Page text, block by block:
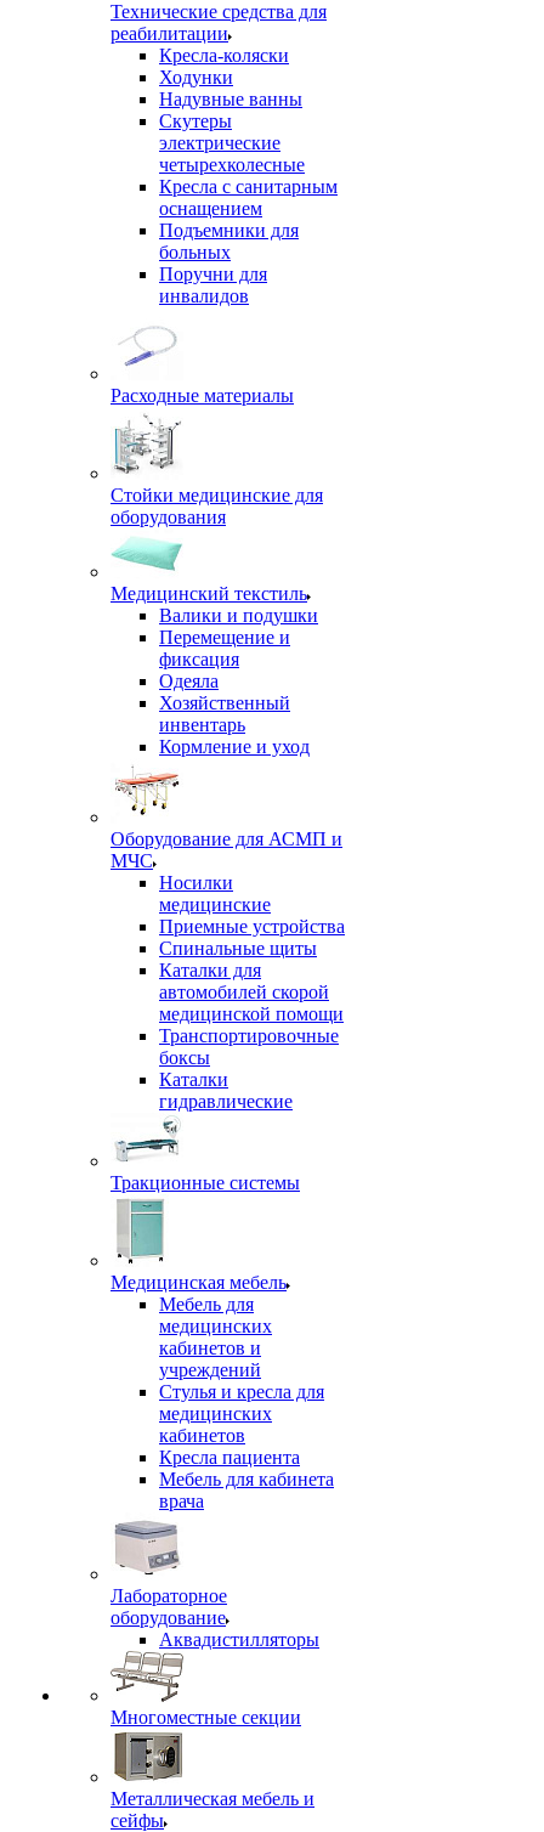
Технические средства для
реабилитации
Кресла-коляски
Ходунки
Надувные ванны
Скутеры
электрические
четырехколесные
Кресла с санитарным
оснащением
Подъемники для
больных
Поручни для
инвалидов
Расходные материалы
Стойки медицинские для
оборудования
Медицинский текстиль
Валики и подушки
Перемещение и
фиксация
Одеяла
Хозяйственный
инвентарь
Кормление и уход
Оборудование для АСМП и
МЧС
Носилки
медицинские
Приемные устройства
Спинальные щиты
Каталки для
автомобилей скорой
медицинской помощи
Транспортировочные
боксы
Каталки
гидравлические
Тракционные системы
Медицинская мебель
Мебель для
медицинских
кабинетов и
учреждений
Стулья и кресла для
медицинских
кабинетов
Кресла пациента
Мебель для кабинета
врача
Лабораторное
оборудование
Аквадистилляторы
Многоместные секции
Металлическая мебель и
сейфы